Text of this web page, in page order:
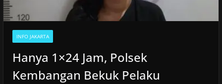
INFO JAKARTA
Hanya 1×24 Jam, Polsek
Kembangan Bekuk Pelaku